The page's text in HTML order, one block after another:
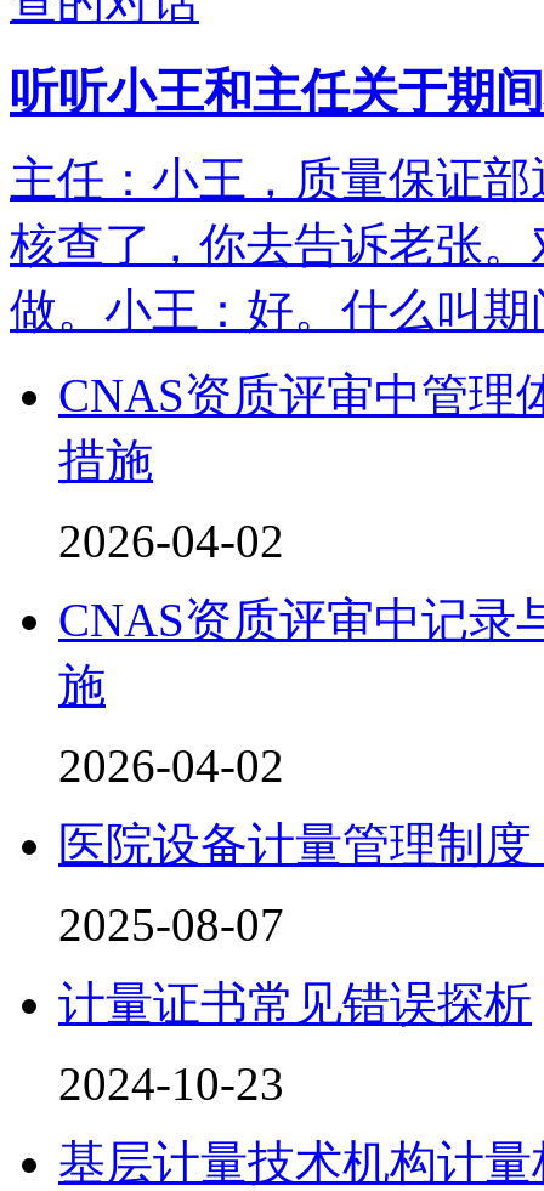
听听小王和主任关于期
主任：小王，质量保证
核查了，你去告诉老张
做。小王：好。什么叫
CNAS资质评审中管理
措施
2026-04-02
CNAS资质评审中记录
施
2026-04-02
医院设备计量管理制
2025-08-07
计量证书常见错误探析
2024-10-23
基层计量技术机构计